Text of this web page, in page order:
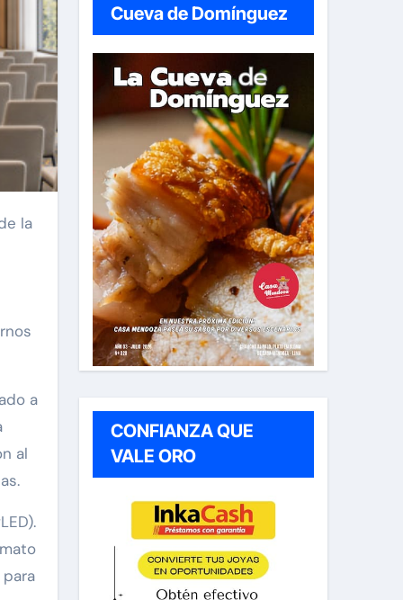
a
al
Cueva de Domínguez
CONFIANZA QUE
VALE ORO